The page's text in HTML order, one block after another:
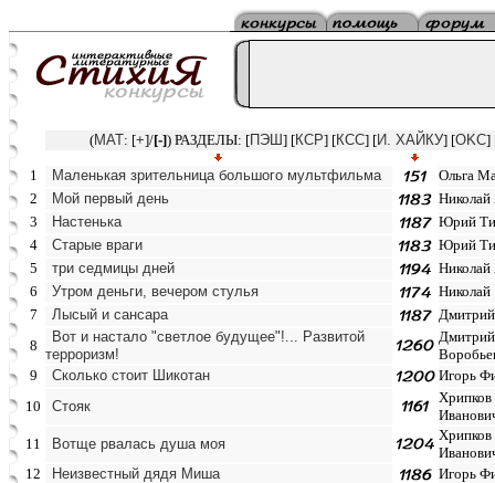
(MAT: [+]/[-]) РАЗДЕЛЫ: [ПЭШ] [КСР] [КСС] [И. ХАЙКУ] [OKC]
1 Маленькая зрительница большого мультфильма
Ольга
2
Мой первый день
Николай
3
Настенька
Юрий
4
Старые враги
Юрий
5
три седмицы дней
Николай
6
Утром деньги, вечером стулья
Николай
7
Лысый и сансара
8
Вот и настало "светлое будущее"!... Развитой
терроризм!
Дмитрий
9
Сколько стоит Шикотан
Игорь
10
Стояк
Хрипков
11
Вотще рвалась душа моя
Хрипков
12
Неизвестный дядя Миша
Игорь